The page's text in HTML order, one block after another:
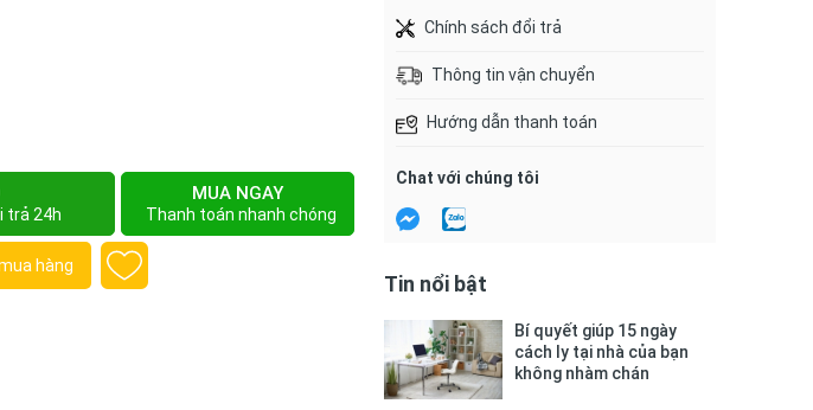
trả 24h
MUA NGAY
Thanh toán nhanh chóng
hàng
Chính sách đổi trả
Thông tin vận chuyển
Hướng dẫn thanh toán
Chat với chúng tôi
Tin nổi bật
Bí quyết giúp 15 ngày
cách ly tại nhà của bạn
không nhàm chán